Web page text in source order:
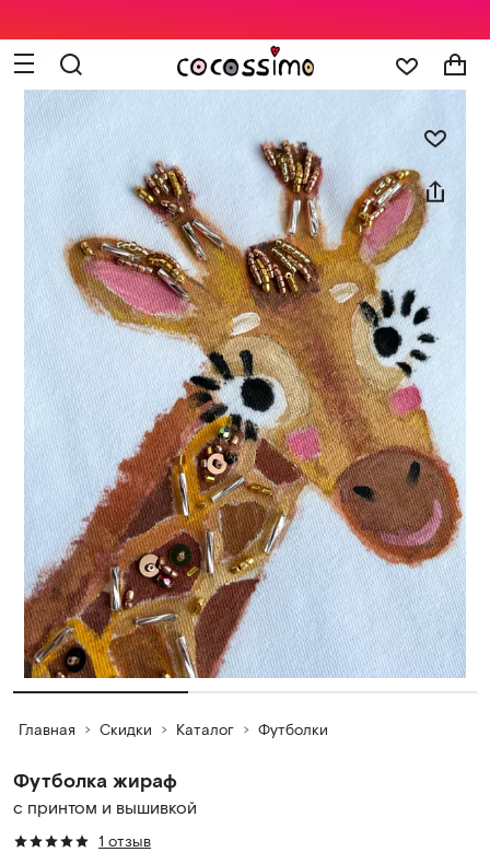
Главная Скидки Каталог Футболки
Футболка жираф
с принтом и вышивкой
1 отзыв